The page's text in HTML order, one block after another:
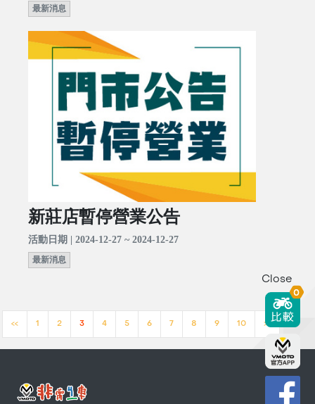
最新消息
新莊店暫停營業公告
活動日期 | 2024-12-27 ~ 2024-12-27
最新消息
<< 1 2 3 4 5 6 7 8 9 10 >>
Close
0